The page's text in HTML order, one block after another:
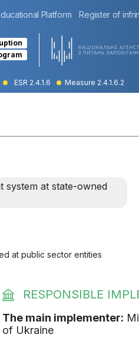
Platform Register of
ESR 2.4.1.6 Measure 2.4.1.6.2
system at state-owned
at public sector entities
RESPONSIBLE
The main implementer:
of Ukraine